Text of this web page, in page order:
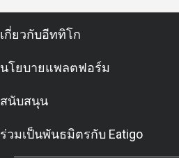
เกี่ยวกับอีททิโก
นโยบายแพลตฟอร์ม
สนับสนุน
ร่วมเป็นพันธมิตรกับ Eatigo